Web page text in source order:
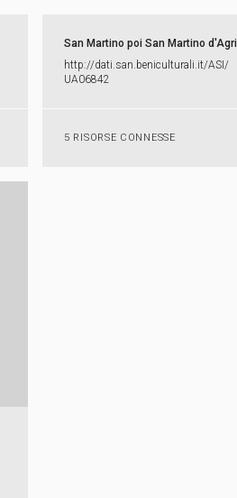
San Martino poi San Martino d'Agri
http:​/​/​dati.​san.​beniculturali.​it/​ASI/​
UA06842
5 RISORSE CONNESSE